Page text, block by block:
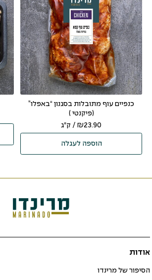
כנפיים עוף מתובלות בסגנון “באפלו”
(פיקנטי )
₪23.90 / ק"ג
הוספה לעגלה
אודות
הסיפור של מרינדו